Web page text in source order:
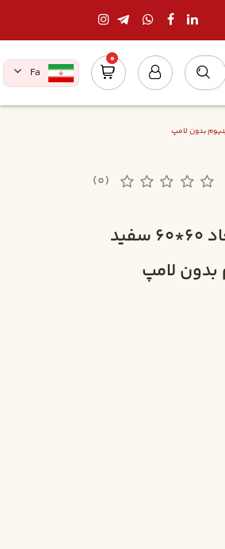
0
Fa
(0)
چراغ توکار داست پروف دلپسند 36*3 ابعاد 60*60 سفيد
بدون لامپ